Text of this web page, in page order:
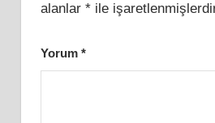
alanlar *ile
Yorum *